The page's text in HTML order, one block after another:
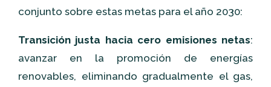
conjunto sobre estas metas para el año 2030:
Transición justa hacia cero emisiones netas:
avanzar en la promoción de energías
renovables, eliminando gradualmente el gas,